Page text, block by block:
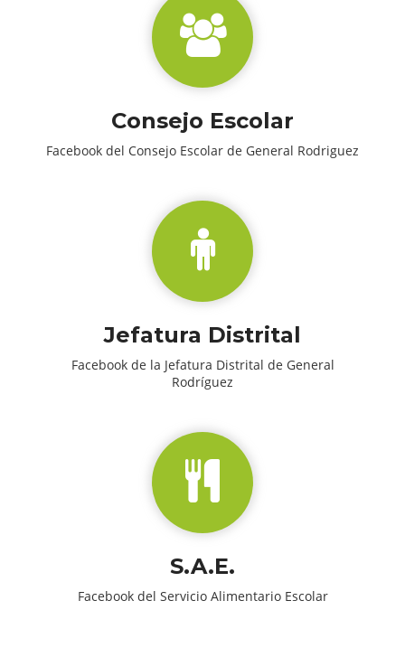
Consejo Escolar
Facebook del Consejo Escolar de General Rodriguez
Jefatura Distrital
Facebook de la Jefatura Distrital de General
Rodríguez
S.A.E.
Facebook del Servicio Alimentario Escolar